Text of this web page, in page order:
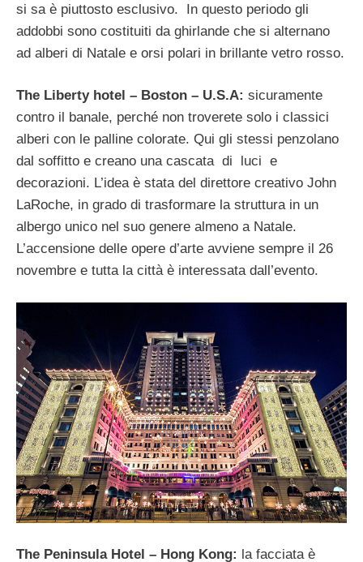
si sa è piuttosto esclusivo. In questo periodo gli
addobbi sono costituiti da ghirlande che si alternano
ad alberi di Natale e orsi polari in brillante vetro rosso.
The Liberty hotel – Boston – U.S.A: sicuramente
contro il banale, perché non troverete solo i classici
alberi con le palline colorate. Qui gli stessi penzolano
dal soffitto e creano una cascata di luci e
decorazioni. L’idea è stata del direttore creativo John
LaRoche, in grado di trasformare la struttura in un
albergo unico nel suo genere almeno a Natale.
L’accensione delle opere d’arte avviene sempre il 26
novembre e tutta la città è interessata dall’evento.
The Peninsula Hotel – Hong Kong: la facciata è